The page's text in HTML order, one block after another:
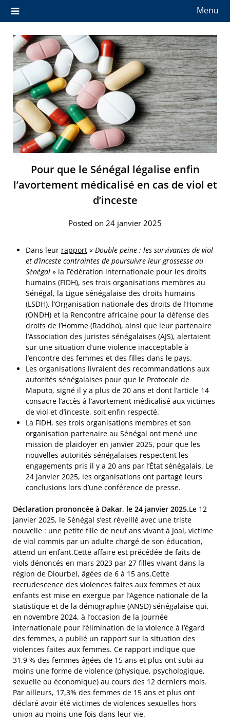
Menu
Pour que le Sénégal légalise enfin
l’avortement médicalisé en cas de viol et
d’inceste
Posted on 24 janvier 2025
Dans leur rapport « Double peine : les survivantes de viol
et d’inceste contraintes de poursuivre leur grossesse au
Sénégal » la Fédération internationale pour les droits
humains (FIDH), ses trois organisations membres au
Sénégal, la Ligue sénégalaise des droits humains
(LSDH), l’Organisation nationale des droits de l’Homme
(ONDH) et la Rencontre africaine pour la défense des
droits de l’Homme (Raddho), ainsi que leur partenaire
l’Association des juristes sénégalaises (AJS), alertaient
sur une situation d’une violence inacceptable à
l’encontre des femmes et des filles dans le pays.
Les organisations livraient des recommandations aux
autorités sénégalaises pour que le Protocole de
Maputo, signé il y a plus de 20 ans et dont l’article 14
consacre l’accès à l’avortement médicalisé aux victimes
de viol et d’inceste, soit enfin respecté.
La FIDH, ses trois organisations membres et son
organisation partenaire au Sénégal ont mené une
mission de plaidoyer en janvier 2025, pour que les
nouvelles autorités sénégalaises respectent les
engagements pris il y a 20 ans par l’État sénégalais. Le
24 janvier 2025, les organisations ont partagé leurs
conclusions lors d’une conférence de presse.
Déclaration prononcée à Dakar, le 24 janvier 2025.Le 12
janvier 2025, le Sénégal s’est réveillé avec une triste
nouvelle : une petite fille de neuf ans vivant à Joal, victime
de viol commis par un adulte chargé de son éducation,
attend un enfant.Cette affaire est précédée de faits de
viols dénoncés en mars 2023 par 27 filles vivant dans la
région de Diourbel, âgées de 6 à 15 ans.Cette
recrudescence des violences faites aux femmes et aux
enfants est mise en exergue par l’Agence nationale de la
statistique et de la démographie (ANSD) sénégalaise qui,
en novembre 2024, à l’occasion de la Journée
internationale pour l’élimination de la violence à l’égard
des femmes, a publié un rapport sur la situation des
violences faites aux femmes. Ce rapport indique que
31,9 % des femmes âgées de 15 ans et plus ont subi au
moins une forme de violence (physique, psychologique,
sexuelle ou économique) au cours des 12 derniers mois.
Par ailleurs, 17,3% des femmes de 15 ans et plus ont
déclaré avoir été victimes de violences sexuelles hors
union au moins une fois dans leur vie.